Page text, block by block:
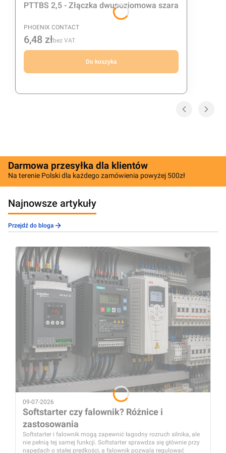
PTTBS 2,5 - Złączka dwupoziomowa szara
PRODUCENT
PHOENIX CONTACT
Cena
6,48 złbez VAT
Do koszyka
Darmowa przesyłka dla klientów
Na terenie Polski dla każdego zamówienia powyżej 500zł
Najnowsze artykuły
Przejdź do bloga
09-07-2026
Softstarter czy falownik? Różnice i
zastosowania
Softstarter i falownik mogą zapewnić łagodny rozruch silnika, ale
nie pełnią tej samej funkcji. Softstarter sprawdza się głównie przy
napędach o stałej prędkości, a falownik pozwala regulować